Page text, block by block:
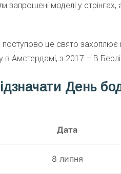
запрошені моделі у
це свято захоплює
Амстердамі, з 2017 – В
День
Дата
8 липня